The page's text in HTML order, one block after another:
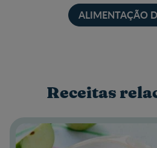
ALIMENTAÇÃO
Receitas